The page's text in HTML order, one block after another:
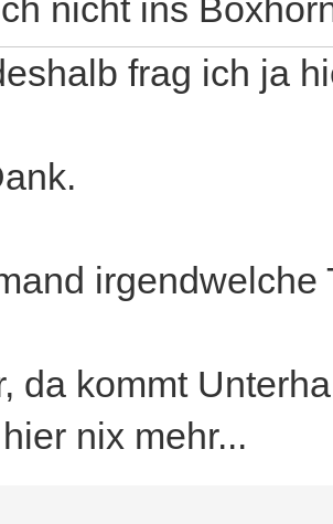
nicht ins
frag ich ja
da kommt
nix mehr...